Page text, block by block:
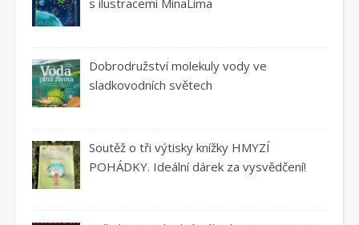
s ilustracemi MinaLima
Dobrodružství molekuly vody ve
sladkovodních světech
Soutěž o tři výtisky knížky HMYZÍ
POHÁDKY. Ideální dárek za vysvědčení!